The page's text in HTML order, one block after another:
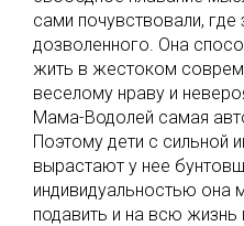
сами почувствовали, где
дозволенного. Она
жить в жестоком
веселому нраву и
Мама-Водолей самая
Поэтому дети с сильной
вырастают у нее
индивидуальностью
подавить и на всю жизнь